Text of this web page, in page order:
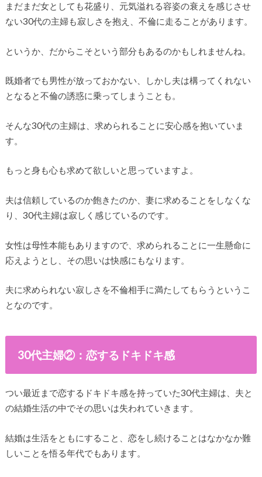
まだまだ女としても花盛り、元気溢れる容姿の衰えを感じさせ
ない30代の主婦も寂しさを抱え、不倫に走ることがあります。
というか、だからこそという部分もあるのかもしれませんね。
既婚者でも男性が放っておかない、しかし夫は構ってくれない
となると不倫の誘惑に乗ってしまうことも。
そんな30代の主婦は、求められることに安心感を抱いていま
す。
もっと身も心も求めて欲しいと思っていますよ。
夫は信頼しているのか飽きたのか、妻に求めることをしなくな
り、30代主婦は寂しく感じているのです。
女性は母性本能もありますので、求められることに一生懸命に
応えようとし、その思いは快感にもなります。
夫に求められない寂しさを不倫相手に満たしてもらうというこ
となのです。
30代主婦②：恋するドキドキ感
つい最近まで恋するドキドキ感を持っていた30代主婦は、夫と
の結婚生活の中でその思いは失われていきます。
結婚は生活をともにすること、恋をし続けることはなかなか難
しいことを悟る年代でもあります。